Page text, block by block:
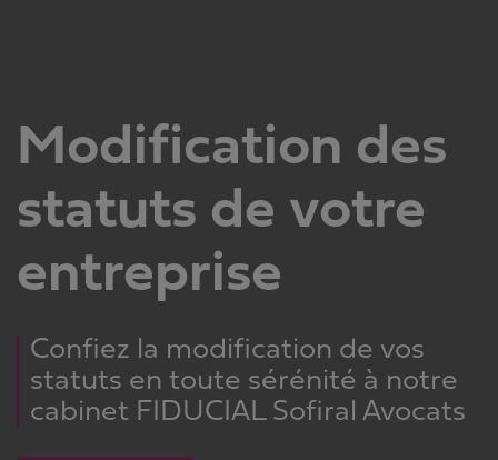
Modification des
statuts de votre
entreprise
Confiez la modification de vos
statuts en toute sérénité à notre
cabinet FIDUCIAL Sofiral Avocats